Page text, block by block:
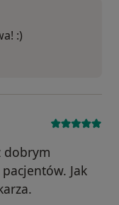
:)
dobrym
Jak